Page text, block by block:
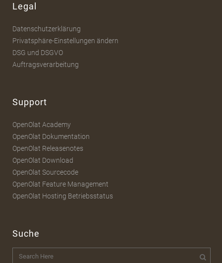
Legal
Datenschutzerklärung
Privatsphäre-Einstellungen ändern
DSG und DSGVO
Auftragsverarbeitung
Support
OpenOlat Academy
OpenOlat Dokumentation
OpenOlat Releasenotes
OpenOlat Download
OpenOlat Sourcecode
OpenOlat Feature Management
OpenOlat Hosting Betriebsstatus
Suche